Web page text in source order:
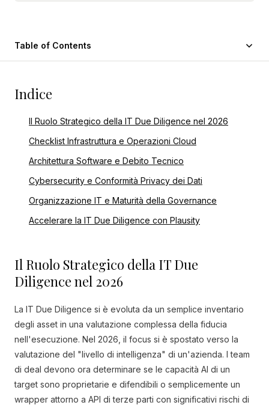
Table of Contents
Indice
Il Ruolo Strategico della IT Due Diligence nel 2026
Checklist Infrastruttura e Operazioni Cloud
Architettura Software e Debito Tecnico
Cybersecurity e Conformità Privacy dei Dati
Organizzazione IT e Maturità della Governance
Accelerare la IT Due Diligence con Plausity
Il Ruolo Strategico della IT Due
Diligence nel 2026
La IT Due Diligence si è evoluta da un semplice inventario
degli asset in una valutazione complessa della fiducia
nell'esecuzione. Nel 2026, il focus si è spostato verso la
valutazione del "livello di intelligenza" di un'azienda. I team
di deal devono ora determinare se le capacità AI di un
target sono proprietarie e difendibili o semplicemente un
wrapper attorno a API di terze parti con significativi rischi di